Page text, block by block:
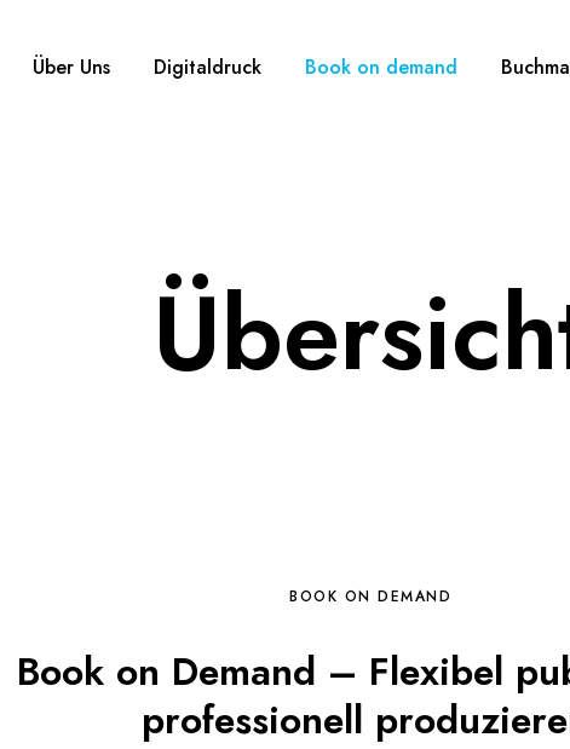
Über Uns Digitaldruck Book on demand
BOOK ON DEMAND
Book on Demand – Flexibel
professionell